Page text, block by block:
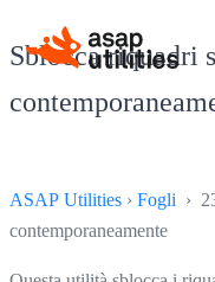
Sblocca riquadri
ASAP Utilities › Fogli ›
contemporaneamente